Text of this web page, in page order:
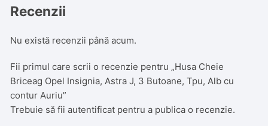
Recenzii
Nu există recenzii până acum.
Fii primul care scrii o recenzie pentru „Husa Cheie
Briceag Opel Insignia, Astra J, 3 Butoane, Tpu, Alb cu
contur Auriu”
Trebuie să fiiautentificat pentru a publica o recenzie.